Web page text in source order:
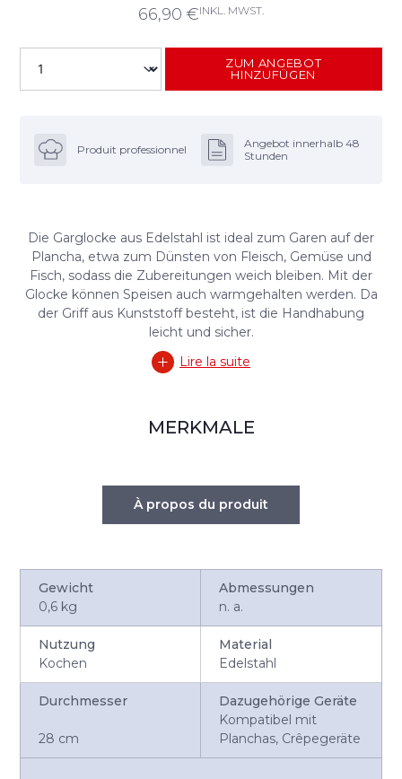
66,90 €INKL. MWST.
ZUM ANGEBOT
HINZUFÜGEN
Produit professionnel
Angebot innerhalb 48
Stunden
Die Garglocke aus Edelstahl ist ideal zum Garen auf der
Plancha, etwa zum Dünsten von Fleisch, Gemüse und
Fisch, sodass die Zubereitungen weich bleiben. Mit der
Glocke können Speisen auch warmgehalten werden. Da
der Griff aus Kunststoff besteht, ist die Handhabung
leicht und sicher.
Lire la suite
MERKMALE
À propos du produit
Gewicht
0,6 kg
Abmessungen
n. a.
Nutzung
Kochen
Material
Edelstahl
Durchmesser
28 cm
Dazugehörige Geräte
Kompatibel mit
Planchas, Crêpegeräte